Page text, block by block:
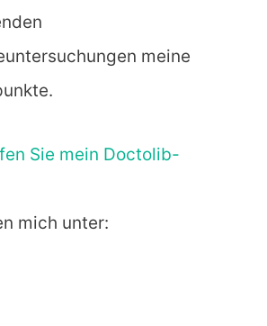
meine
Sie mein Doctolib-
mich unter: